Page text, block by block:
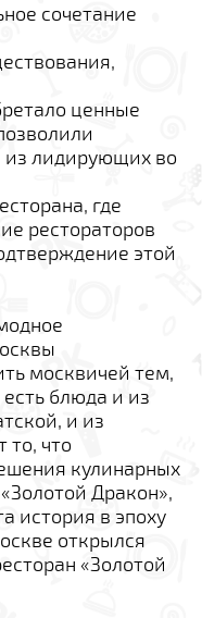
сочетание
ценные
из лидирующих во
где
рестораторов
этой
москвичей тем,
блюда и из
и из
то, что
кулинарных
Дракон»,
история в эпоху
открылся
«Золотой